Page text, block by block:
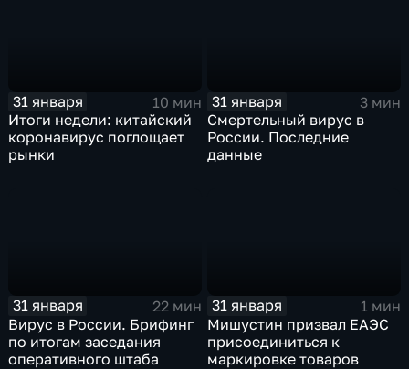
31 января
10 мин
Итоги недели: китайский
коронавирус поглощает
рынки
31 января
3 мин
Смертельный вирус в
России. Последние
данные
31 января
22 мин
Вирус в России. Брифинг
по итогам заседания
оперативного штаба
31 января
1 мин
Мишустин призвал ЕАЭС
присоединиться к
маркировке товаров